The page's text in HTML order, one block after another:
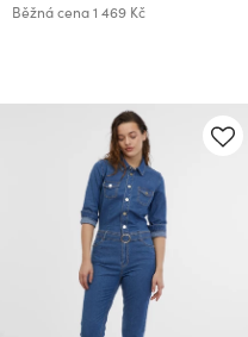
Běžná cena1 469 Kč